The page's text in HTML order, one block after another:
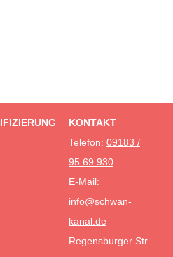
KONTAKT
Telefon: 09183 /
95 69 930
E-Mail:
info@schwan-
kanal.de
Regensburger Str